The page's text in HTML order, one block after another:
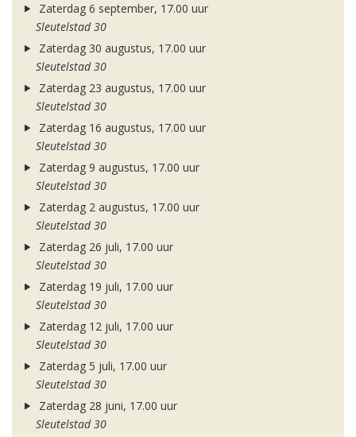
Zaterdag 6 september, 17.00 uur
Sleutelstad 30
Zaterdag 30 augustus, 17.00 uur
Sleutelstad 30
Zaterdag 23 augustus, 17.00 uur
Sleutelstad 30
Zaterdag 16 augustus, 17.00 uur
Sleutelstad 30
Zaterdag 9 augustus, 17.00 uur
Sleutelstad 30
Zaterdag 2 augustus, 17.00 uur
Sleutelstad 30
Zaterdag 26 juli, 17.00 uur
Sleutelstad 30
Zaterdag 19 juli, 17.00 uur
Sleutelstad 30
Zaterdag 12 juli, 17.00 uur
Sleutelstad 30
Zaterdag 5 juli, 17.00 uur
Sleutelstad 30
Zaterdag 28 juni, 17.00 uur
Sleutelstad 30